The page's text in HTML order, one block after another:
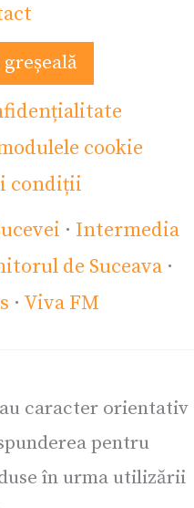
greșeală
cookie
condiții
· Intermedia
de Suceava ·
· Viva FM
caracter orientativ
pentru
în urma utilizării